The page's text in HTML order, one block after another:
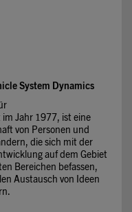
System Dynamics
im Jahr 1977, ist eine
von Personen und
die sich mit der
auf dem Gebiet
Bereichen befassen,
Austausch von Ideen